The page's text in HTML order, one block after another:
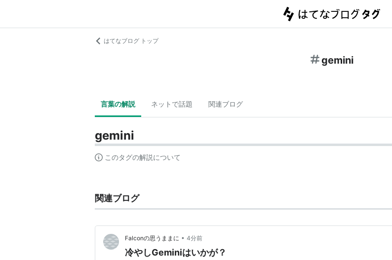
はてなブログ トップ
gemini
言葉の解説 ネットで話題 関連ブログ
gemini
このタグの解説について
関連ブログ
Falconの思うままに • 4分前
冷やしGeminiはいかが？